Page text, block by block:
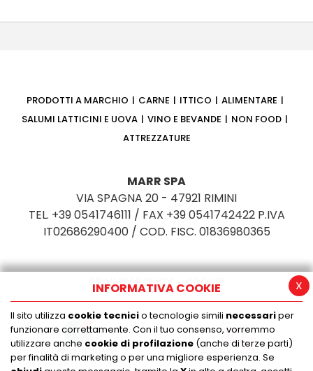
PRODOTTI A MARCHIO CARNE ITTICO
ALIMENTARE
SALUMI LATTICINI E UOVA
VINO E BEVANDE
NON FOOD
ATTREZZATURE
MARR SPA
VIA SPAGNA 20 - 47921 RIMINI
TEL. +39 0541746111 / FAX +39 0541742422 P.IVA
IT02686290400 / COD. FISC. 01836980365
PRIVACY POLICY COOKIE x
INFORMATIVA COOKIE
Il sito utilizza cookie tecnicio tecnologie simili necessariper
funzionare correttamente. Con il tuo consenso, vorremmo
utilizzare anche cookie di profilazione (anche di terze parti)
per finalità di marketing o per una migliore esperienza. Se